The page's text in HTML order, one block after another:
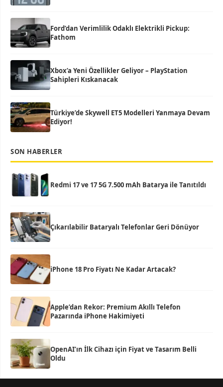
Ford’dan Verimlilik Odaklı Elektrikli Pickup:
Fathom
Xbox’a Yeni Özellikler Geliyor – PlayStation
Sahipleri Kıskanacak
Türkiye’de Skywell ET5 Modelleri Yanmaya Devam
Ediyor!
SON HABERLER
Redmi 17 ve 17 5G 7.500 mAh Batarya ile Tanıtıldı
Çıkarılabilir Bataryalı Telefonlar Geri Dönüyor
iPhone 18 Pro Fiyatı Ne Kadar Artacak?
Apple’dan Rekor: Premium Akıllı Telefon
Pazarında iPhone Hakimiyeti
OpenAI’ın İlk Cihazı için Fiyat ve Tasarım Belli
Oldu